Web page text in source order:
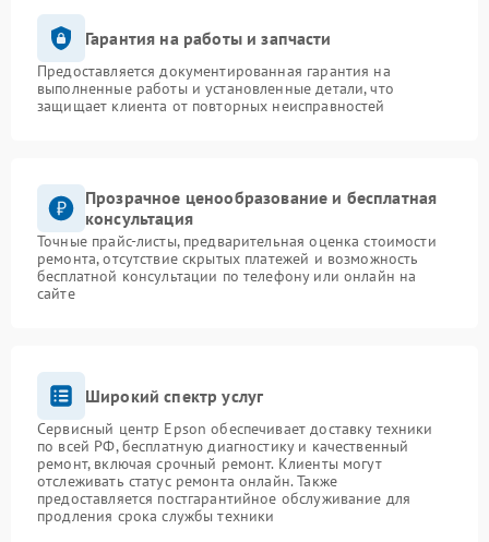
Гарантия на работы и запчасти
Предоставляется документированная гарантия на
выполненные работы и установленные детали, что
защищает клиента от повторных неисправностей
Прозрачное ценообразование и бесплатная
консультация
Точные прайс-листы, предварительная оценка стоимости
ремонта, отсутствие скрытых платежей и возможность
бесплатной консультации по телефону или онлайн на
сайте
Широкий спектр услуг
Сервисный центр Epson обеспечивает доставку техники
по всей РФ, бесплатную диагностику и качественный
ремонт, включая срочный ремонт. Клиенты могут
отслеживать статус ремонта онлайн. Также
предоставляется постгарантийное обслуживание для
продления срока службы техники